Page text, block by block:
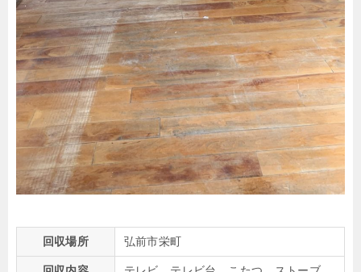
回収場所 弘前市栄町